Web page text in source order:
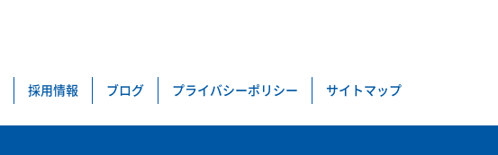
採用情報 ブログ プライバシーポリシー サイトマップ